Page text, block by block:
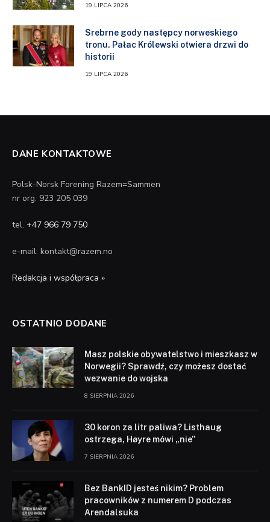
19 LIPCA 2026
Srebrne gody następcy norweskiego
tronu. Pałac Królewski otwiera drzwi do
historii
19 LIPCA 2026
DANE KONTAKTOWE
Polsk-Norsk Forening Razem=Sammen
nr org. 923 205 039
tel. +47 966 79 750
e-mail: kontakt@razem.no
Redakcja i współpraca »
OSTATNIO DODANE
Masz polskie obywatelstwo i mieszkasz w
Norwegii? Sprawdź, czy możesz dostać
wezwanie do wojska
8 SIERPNIA 2026
30 koron za litr paliwa? Listhaug
ostrzega, Høyre mówi „nie”
7 SIERPNIA 2026
Bez BankID jesteś nikim? Problem
pracowników z numerem D podczas
Arendalsuka